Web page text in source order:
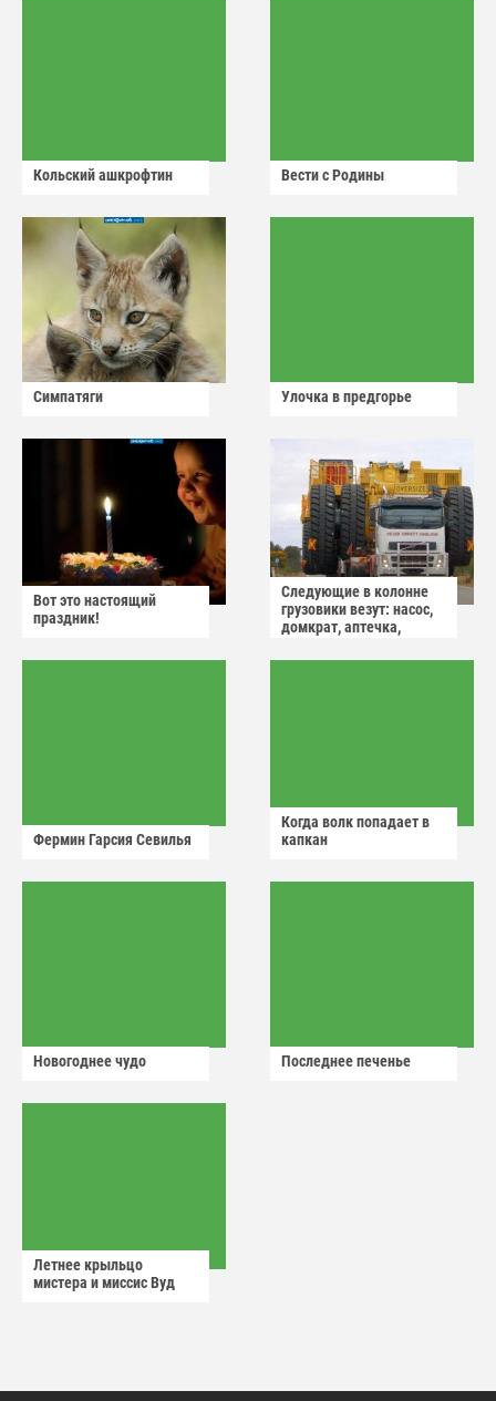
Кольский ашкрофтин Вести с Родины
Симпатяги Улочка в предгорье
Вот это настоящий
праздник!
Следующие в колонне
грузовики везут: насос,
домкрат, аптечка,
Фермин Гарсия Севилья
Когда волк попадает в
капкан
Новогоднее чудо Последнее печенье
Летнее крыльцо
мистера и миссис Вуд